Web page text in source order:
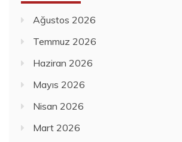
Ağustos 2026
Temmuz 2026
Haziran 2026
Mayıs 2026
Nisan 2026
Mart 2026